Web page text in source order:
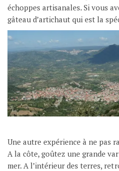
échoppes artisanales. Si vous
gâteau d’artichaut qui est la
Une autre expérience à ne pas
A la côte, goûtez une grande
mer. A l’intérieur des terres,